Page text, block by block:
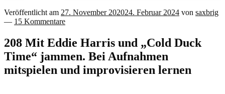
Veröffentlicht am 27. November 202024. Februar 2024 von saxbrig
— 15 Kommentare
208 Mit Eddie Harris und „Cold Duck
Time“ jammen. Bei Aufnahmen
mitspielen und improvisieren lernen